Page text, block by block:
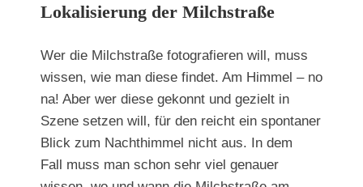
Lokalisierung der Milchstraße
Wer die Milchstraße fotografieren will, muss
wissen, wie man diese findet. Am Himmel – no
na! Aber wer diese gekonnt und gezielt in
Szene setzen will, für den reicht ein spontaner
Blick zum Nachthimmel nicht aus. In dem
Fall muss man schon sehr viel genauer